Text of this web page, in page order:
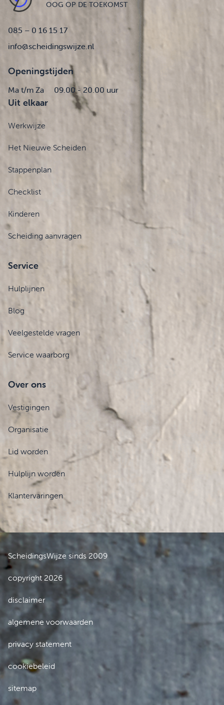
OOG OP DE TOEKOMST
085 – 0 16 15 17
info@scheidingswijze.nl
Openingstijden
Ma t/m Za 09.00 - 20.00 uur
Uit elkaar
Werkwijze
Het Nieuwe Scheiden
Stappenplan
Checklist
Kinderen
Scheiding aanvragen
Service
Hulplijnen
Blog
Veelgestelde vragen
Service waarborg
Over ons
Vestigingen
Organisatie
Lid worden
Hulplijn worden
Klantervaringen
ScheidingsWijze sinds 2009
copyright 2026
disclaimer
algemene voorwaarden
privacy statement
cookiebeleid
sitemap